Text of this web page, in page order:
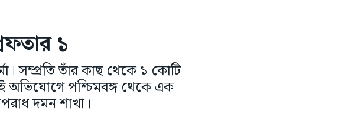
১
সম্প্রতি তাঁর কাছ থেকে ১ কোটি
অভিযোগে পশ্চিমবঙ্গ থেকে এক
দমন শাখা।